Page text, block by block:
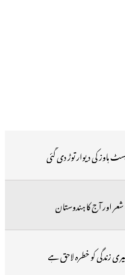
ہاوز کی دیوار توڑ دی گئی
اور آج کا ہندوستان
زندگی کو خطرہ لاحق ہے